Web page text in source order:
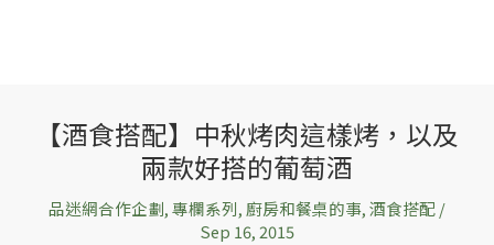
【酒食搭配】中秋烤肉這樣烤，以及
兩款好搭的葡萄酒
品迷網合作企劃,專欄系列,廚房和餐桌的事,酒食搭配/
Sep 16, 2015
【酒
配】